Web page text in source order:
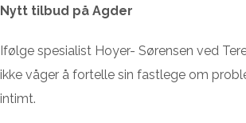
Nytt tilbud på Agder
Ifølge spesialist Hoyer- Sørensen ved
ikke våger å fortelle sin fastlege om
intimt.